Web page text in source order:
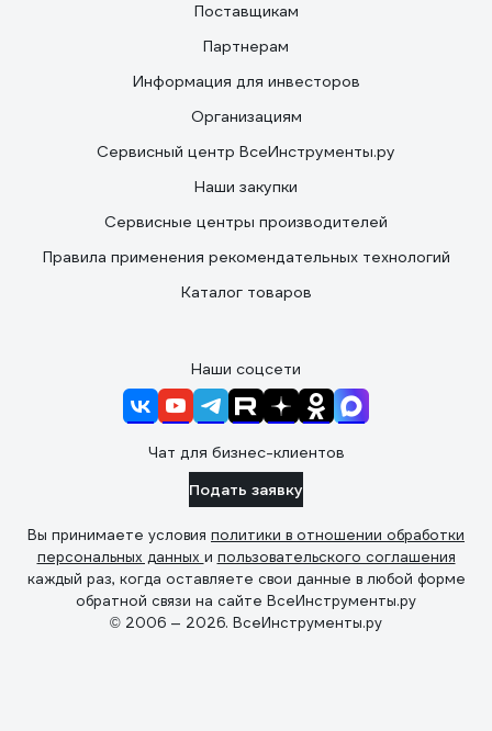
Поставщикам
Партнерам
Информация для инвесторов
Организациям
Сервисный центр ВсеИнструменты.ру
Наши закупки
Сервисные центры производителей
Правила применения рекомендательных технологий
Каталог товаров
Наши соцсети
Чат для бизнес-клиентов
Подать заявку
Вы принимаете условия политики в отношении обработки
персональных данных и пользовательского соглашения
каждый раз, когда оставляете свои данные в любой форме
обратной связи на сайте ВсеИнструменты.ру
© 2006 — 2026. ВсеИнструменты.ру